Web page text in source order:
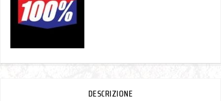
DESCRIZIONE